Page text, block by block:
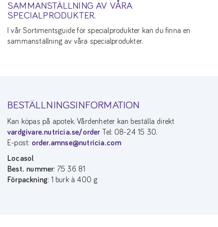
SAMMANSTÄLLNING AV VÅRA
SPECIALPRODUKTER.
I vår Sortimentsguide för specialprodukter kan du finna en
sammanställning av våra specialprodukter.
BESTÄLLNINGSINFORMATION
Kan köpas på apotek. Vårdenheter kan beställa direkt
vardgivare.nutricia.se/orderTel: 08-24 15 30.
E-post: order.amnse@nutricia.com
Locasol
Best. nummer: 75 36 81
Förpackning: 1 burk à 400 g